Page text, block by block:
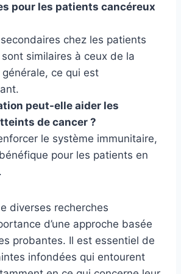
pour les patients cancéreux
chez les patients
similaires à ceux de la
ce qui est
peut-elle aider les
de cancer ?
le système immunitaire,
pour les patients en
diverses recherches
d’une approche basée
probantes. Il est essentiel de
infondées qui entourent